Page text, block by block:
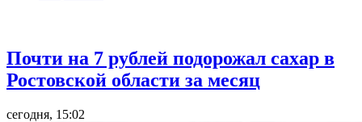
Почти на 7 рублей подорожал сахар в
Ростовской области за месяц
сегодня, 15:02